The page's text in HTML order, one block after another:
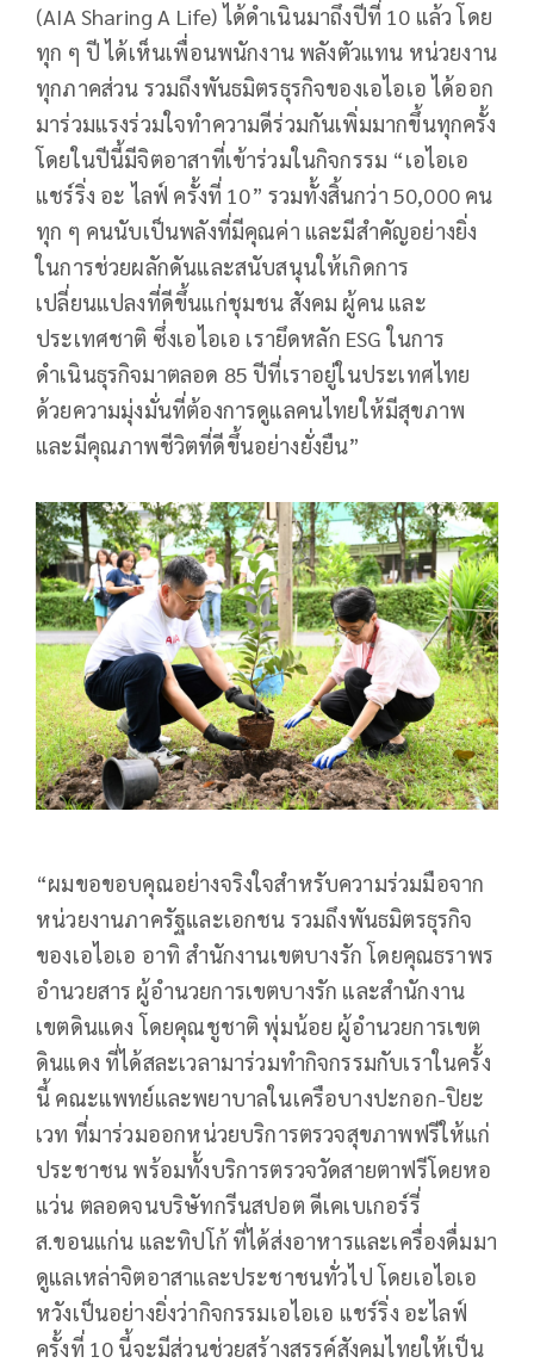
(AIA Sharing A Life) ได้ดำเนินมาถึงปีที่ 10 แล้ว โดย
ทุก ๆ ปี ได้เห็นเพื่อนพนักงาน พลังตัวแทน หน่วยงาน
ทุกภาคส่วน รวมถึงพันธมิตรธุรกิจของเอไอเอ ได้ออก
มาร่วมแรงร่วมใจทำความดีร่วมกันเพิ่มมากขึ้นทุกครั้ง
โดยในปีนี้มีจิตอาสาที่เข้าร่วมในกิจกรรม “เอไอเอ
แชร์ริ่ง อะ ไลฟ์ ครั้งที่ 10” รวมทั้งสิ้นกว่า 50,000 คน
ทุก ๆ คนนับเป็นพลังที่มีคุณค่า และมีสำคัญอย่างยิ่ง
ในการช่วยผลักดันและสนับสนุนให้เกิดการ
เปลี่ยนแปลงที่ดีขึ้นแก่ชุมชน สังคม ผู้คน และ
ประเทศชาติ ซึ่งเอไอเอ เรายึดหลัก ESG ในการ
ดำเนินธุรกิจมาตลอด 85 ปีที่เราอยู่ในประเทศไทย
ด้วยความมุ่งมั่นที่ต้องการดูแลคนไทยให้มีสุขภาพ
และมีคุณภาพชีวิตที่ดีขึ้นอย่างยั่งยืน”
“ผมขอขอบคุณอย่างจริงใจสำหรับความร่วมมือจาก
หน่วยงานภาครัฐและเอกชน รวมถึงพันธมิตรธุรกิจ
ของเอไอเอ อาทิ สำนักงานเขตบางรัก โดยคุณธราพร
อำนวยสาร ผู้อำนวยการเขตบางรัก และสำนักงาน
เขตดินแดง โดยคุณชูชาติ พุ่มน้อย ผู้อำนวยการเขต
ดินแดง ที่ได้สละเวลามาร่วมทำกิจกรรมกับเราในครั้ง
นี้ คณะแพทย์และพยาบาลในเครือบางปะกอก-ปิยะ
เวท ที่มาร่วมออกหน่วยบริการตรวจสุขภาพฟรีให้แก่
ประชาชน พร้อมทั้งบริการตรวจวัดสายตาฟรีโดยหอ
แว่น ตลอดจนบริษัทกรีนสปอต ดีเคเบเกอร์รี่
ส.ขอนแก่น และทิปโก้ ที่ได้ส่งอาหารและเครื่องดื่มมา
ดูแลเหล่าจิตอาสาและประชาชนทั่วไป โดยเอไอเอ
หวังเป็นอย่างยิ่งว่ากิจกรรมเอไอเอ แชร์ริ่ง อะไลฟ์
ครั้งที่ 10 นี้จะมีส่วนช่วยสร้างสรรค์สังคมไทยให้เป็น